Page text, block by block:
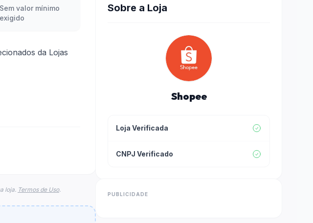
Sem valor mínimo
exigido
da Lojas
não foram
loja. Termos de Uso.
Sobre a Loja
Shopee
Loja Verificada
CNPJ Verificado
PUBLICIDADE